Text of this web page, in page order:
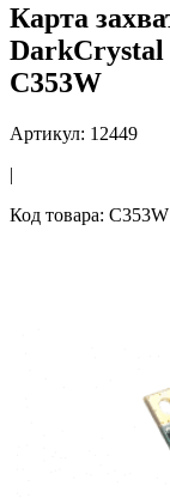
Карта
C353W
Артикул: 12449
|
Код товара: C353W